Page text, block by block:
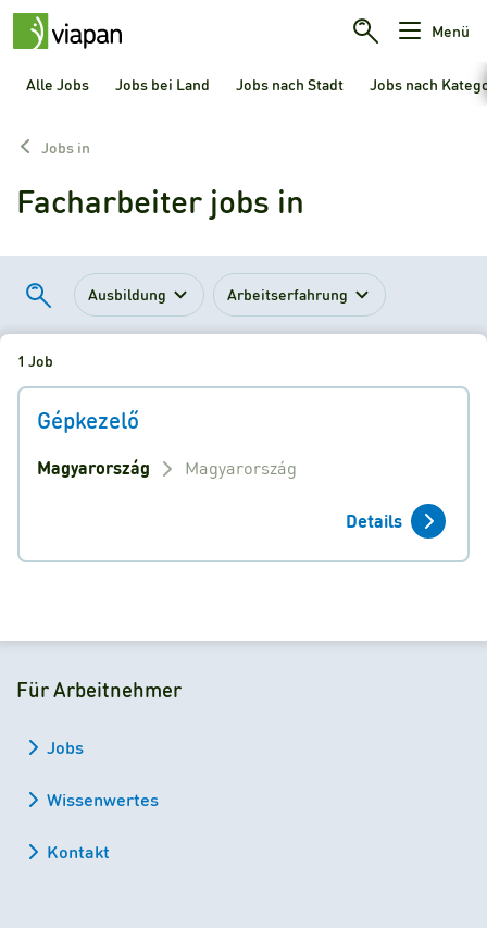
Menü
Alle Jobs Jobs bei Land Jobs nach Stadt Jobs nach
Jobs in
Facharbeiter jobs in
Ausbildung Arbeitserfahrung
1 Job
Gépkezelő
Magyarország Magyarország
Details
Für Arbeitnehmer
Jobs
Wissenwertes
Kontakt